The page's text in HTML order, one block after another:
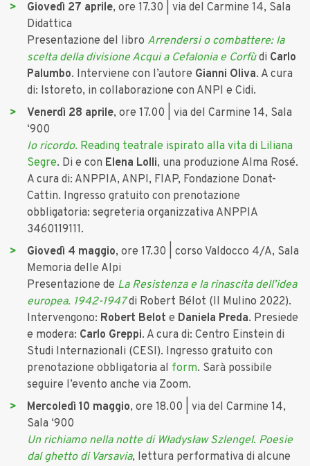
Giovedì 27 aprile, ore 17.30 | via del Carmine 14, Sala
Didattica
Presentazione del libro Arrendersi o combattere: la
scelta della divisione Acqui a Cefalonia e Corfùdi Carlo
Palumbo. Interviene con l’autore Gianni Oliva. A cura
di: Istoreto, in collaborazione con ANPI e Cidi.
Venerdì 28 aprile, ore 17.00 | via del Carmine 14, Sala
‘900
Io ricordo. Reading teatrale ispirato alla vita di Liliana
Segre. Di e con Elena Lolli, una produzione Alma Rosé.
A cura di: ANPPIA, ANPI, FIAP, Fondazione Donat-
Cattin. Ingresso gratuito con prenotazione
obbligatoria: segreteria organizzativa ANPPIA
3460119111.
Giovedì 4 maggio, ore 17.30 | corso Valdocco 4/A, Sala
Memoria delle Alpi
Presentazione de La Resistenza e la rinascita dell’idea
europea. 1942-1947di Robert Bélot (Il Mulino 2022).
Intervengono: Robert Belot e Daniela Preda. Presiede
e modera: Carlo Greppi. A cura di: Centro Einstein di
Studi Internazionali (CESI). Ingresso gratuito con
prenotazione obbligatoria al form. Sarà possibile
seguire l’evento anche via Zoom.
Mercoledì 10 maggio, ore 18.00 | via del Carmine 14,
Sala ‘900
Un richiamo nella notte di Władysław Szlengel. Poesie
dal ghetto di Varsavia, lettura performativa di alcune